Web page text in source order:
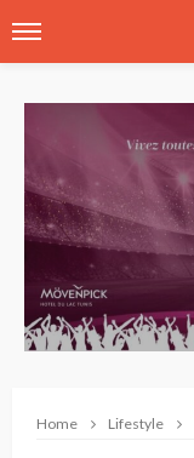
Home Lifestyle